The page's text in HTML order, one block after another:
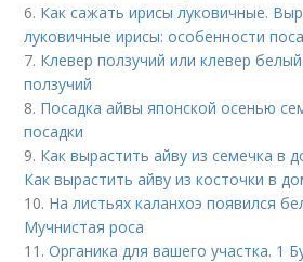
6. Как сажать ирисы луковичные.
луковичные ирисы: особенности
7. Клевер ползучий или клевер
ползучий
8. Посадка айвы японской осенью
посадки
9. Как вырастить айву из семечка в
Как вырастить айву из косточки в
10. На листьях каланхоэ появился
Мучнистая роса
11.Органика для вашего участка. 1